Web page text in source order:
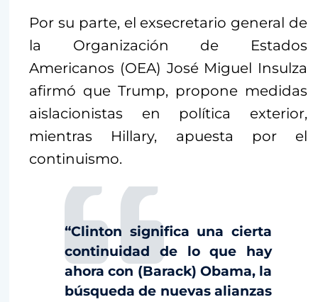
Por su parte, el exsecretario general de
la Organización de Estados
Americanos (OEA) José Miguel Insulza
afirmó que Trump, propone medidas
aislacionistas en política exterior,
mientras Hillary, apuesta por el
continuismo.
“Clinton significa una cierta
continuidad de lo que hay
ahora con (Barack) Obama, la
búsqueda de nuevas alianzas